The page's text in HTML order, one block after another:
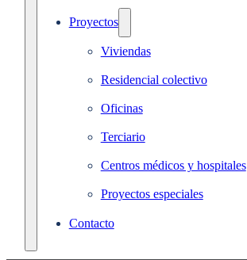
Proyectos
Viviendas
Residencial colectivo
Oficinas
Terciario
Centros médicos y hospitales
Proyectos especiales
Contacto